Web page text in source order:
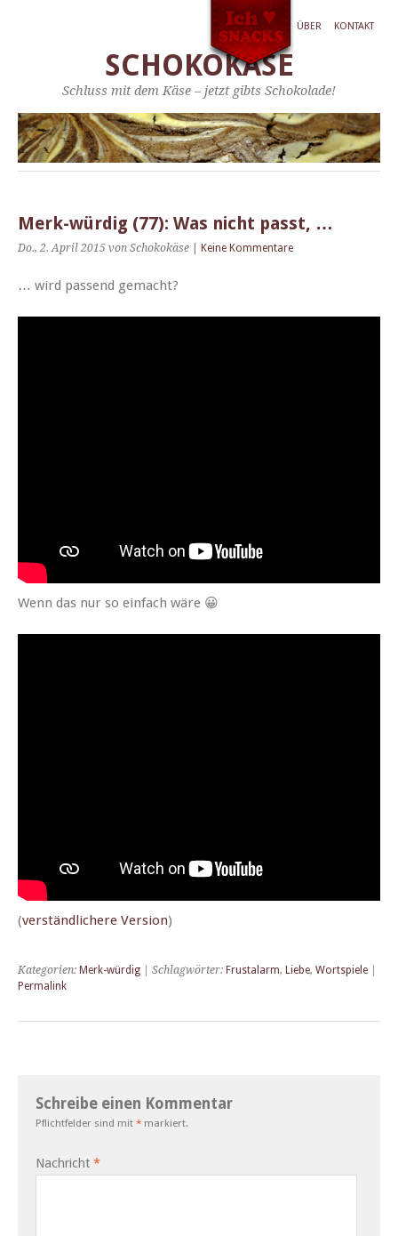
ÜBER KONTAKT
SCHOKOKÄSE
Schluss mit dem Käse – jetzt gibts Schokolade!
Merk-würdig (77): Was nicht passt, …
Do., 2. April 2015 von Schokokäse Keine Kommentare
… wird passend gemacht?
Wenn das nur so ein­fach wäre 😀
(ver­ständlichere Ver­sion)
Kategorien: Merk-würdig | Schlagwörter: Frustalarm, Liebe, Wortspiele
Permalink
Schreibe einen Kommentar
Pflichtfelder sind mit * markiert.
Nachricht *